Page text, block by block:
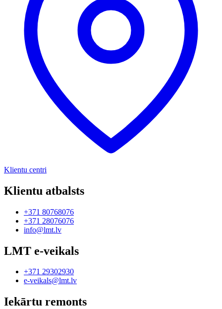
Klientu centri
Klientu atbalsts
+371 80768076
+371 28076076
info@lmt.lv
LMT e-veikals
+371 29302930
e-veikals@lmt.lv
Iekārtu remonts